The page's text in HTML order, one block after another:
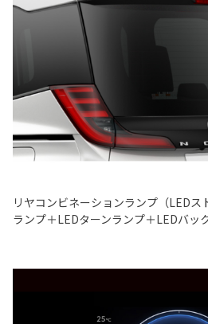
リヤコンビネーションランプ（LED
ランプ＋LEDターンランプ＋LEDバッ